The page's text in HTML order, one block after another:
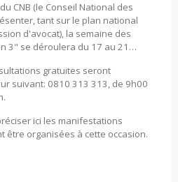
CNB (le Conseil National des
tant sur le plan national
d'avocat), la semaine des
3" se déroulera du 17 au 21
gratuites seront
suivant: 0810 313 313, de 9h00
ici les manifestations
être organisées à cette occasion.